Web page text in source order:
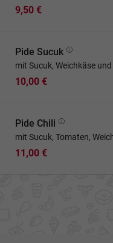
9,50 €
Pide Sucuk
mit Sucuk, Weichkäse
10,00 €
Pide Chili
mit Sucuk, Tomaten,
11,00 €